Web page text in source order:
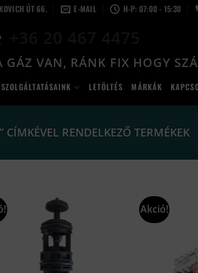
ÚT 66. E-MAIL H-P: 07:00 - 15:30
GÁZ VAN, RÁNK FIX HOGY
SZOLGÁLTATÁSAINK LETÖLTÉS MÁRKÁK
CÍMKÉVEL RENDELKEZŐ TERMÉKEK
Akció!